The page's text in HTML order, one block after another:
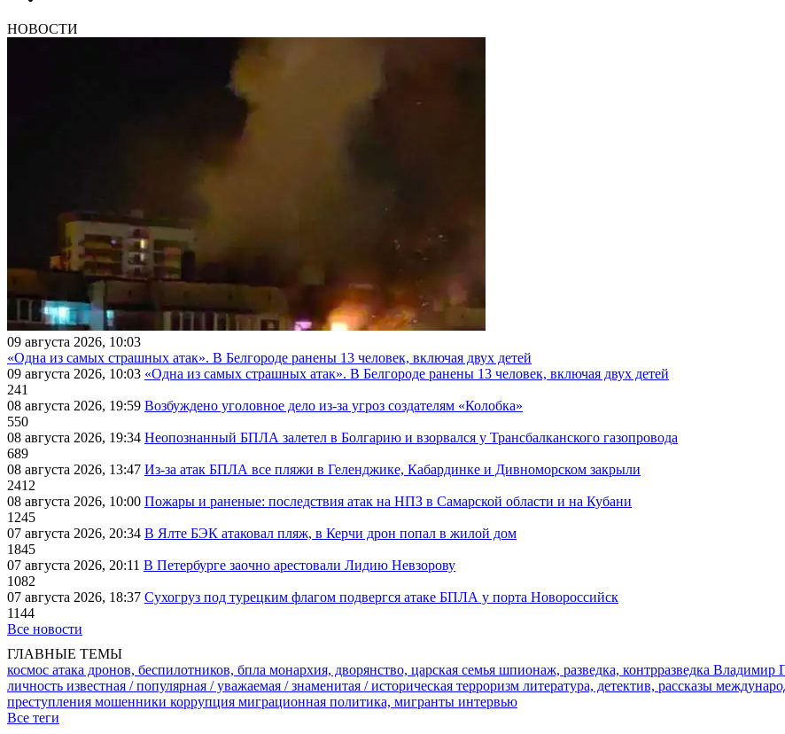
НОВОСТИ
09 августа 2026, 10:03
«Одна из самых страшных атак». В Белгороде ранены 13 человек, включая двух детей
09 августа 2026, 10:03 «Одна из самых страшных атак». В Белгороде ранены 13 человек, включая двух детей
241
08 августа 2026, 19:59 Возбуждено уголовное дело из-за угроз создателям «Колобка»
550
08 августа 2026, 19:34 Неопознанный БПЛА залетел в Болгарию и взорвался у Трансбалканского газопровода
689
08 августа 2026, 13:47 Из-за атак БПЛА все пляжи в Геленджике, Кабардинке и Дивноморском закрыли
2412
08 августа 2026, 10:00 Пожары и раненые: последствия атак на НПЗ в Самарской области и на Кубани
1245
07 августа 2026, 20:34 В Ялте БЭК атаковал пляж, в Керчи дрон попал в жилой дом
1845
07 августа 2026, 20:11 В Петербурге заочно арестовали Лидию Невзорову
1082
07 августа 2026, 18:37 Сухогруз под турецким флагом подвергся атаке БПЛА у порта Новороссийск
1144
Все новости
ГЛАВНЫЕ ТЕМЫ
космос атака дронов, беспилотников, бпла монархия, дворянство, царская семья шпионаж, разведка, контрразведка Владимир
личность известная / популярная / уважаемая / знаменитая / историческая терроризм литература, детектив, рассказы
преступления мошенники коррупция миграционная политика, мигранты интервью
Все теги